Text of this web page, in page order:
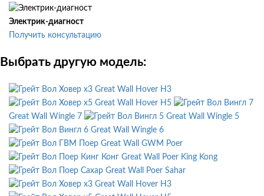
Электрик-диагност
Получить консультацию
Выбрать другую модель:
Great Wall Hover H3
Great Wall Hover H5
Great Wall Wingle 7
Great Wall Wingle 5
Great Wall Wingle 6
Great Wall GWM Poer
Great Wall Poer King Kong
Great Wall Poer Sahar
Great Wall Hover H3